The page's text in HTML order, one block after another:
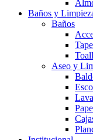
Baños y
Baños
Aseo y